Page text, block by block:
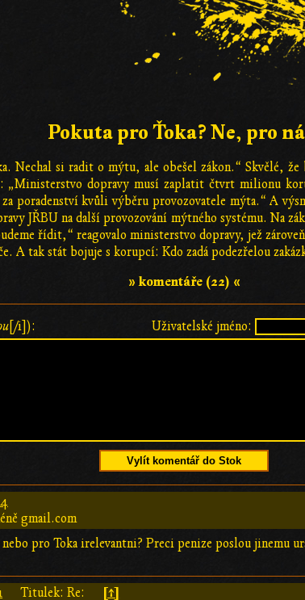
Pokuta pro Ťoka? Ne, pro
Nechal si radit o mýtu, ale obešel zákon.“ Skvělé, že
„Ministerstvo dopravy musí zaplatit čtvrt milionu
poradenství kvůli výběru provozovatele mýta.“ A
JŘBU na další provozování mýtného systému. Na
řídit,“ reagovalo ministerstvo dopravy, jež
A tak stát bojuje s korupcí: Kdo zadá podezřelou
» komentáře (22) «
Uživatelské jméno:
[/i]):
Vylít komentář do Stok
gmail.com
pro Toka irelevantni? Preci penize poslou jinemu
Titulek: Re: [↑]